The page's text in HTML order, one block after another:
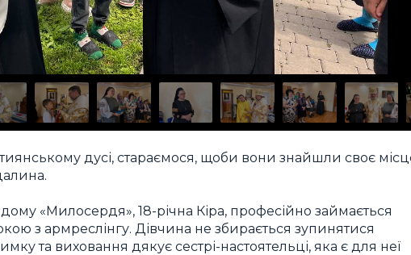
дусі, стараємося, щоби вони знайшли своє
«Милосердя», 18-річна Кіра, професійно займається
з армреслінгу. Дівчина не збирається зупинятися
та виховання дякує сестрі-настоятельці, яка є для неї